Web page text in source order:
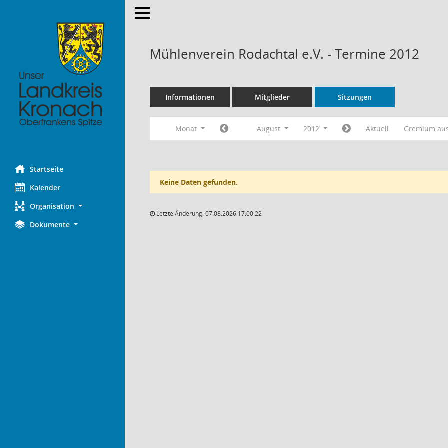
Startseite
Kalender
Organisation
Dokumente
Toggle navigation
Mühlenverein Rodachtal e.V. - Termine 2012
Informationen Mitglieder Sitzungen
Monat August 2012 Aktuell Gremium
Keine Daten gefunden.
Letzte Änderung: 07.08.2026 17:00:22